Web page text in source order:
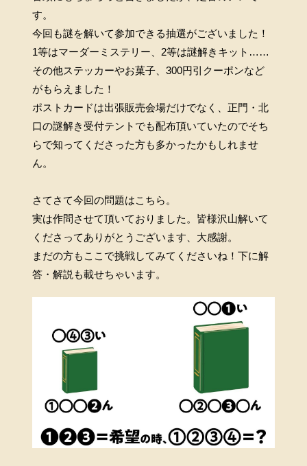
す。
今回も謎を解いて参加できる抽選がございました！
1等はマーダーミステリー、2等は謎解きキット……
その他ステッカーやお菓子、300円引クーポンなど
がもらえました！
ポストカードは出張販売会場だけでなく、正門・北
口の謎解き受付テントでも配布頂いていたのでそち
らで知ってくださった方も多かったかもしれませ
ん。
さてさて今回の問題はこちら。
実は作問させて頂いておりました。皆様沢山解いて
くださってありがとうございます、大感謝。
まだの方もここで挑戦してみてくださいね！下に解
答・解説も載せちゃいます。